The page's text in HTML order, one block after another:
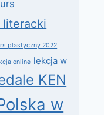
literacki
plastyczny 2022
online lekcja w
KEN
w